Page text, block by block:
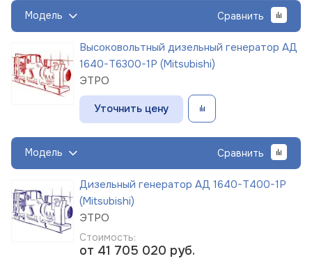
Модель Сравнить
Высоковольтный дизельный генератор АД
1640-Т6300-1Р (Mitsubishi)
ЭТРО
Уточнить цену
Модель Сравнить
Дизельный генератор АД 1640-Т400-1Р
(Mitsubishi)
ЭТРО
Стоимость:
от 41 705 020 руб.